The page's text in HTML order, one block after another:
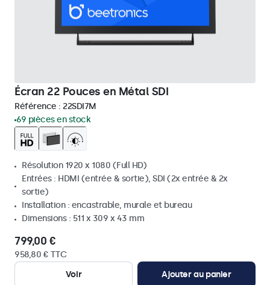
Écran 22 Pouces en Métal SDI
Référence : 22SDI7M
69 pièces en stock
Résolution 1920 x 1080 (Full HD)
Entrées : HDMI (entrée & sortie), SDI (2x entrée & 2x
sortie)
Installation : encastrable, murale et bureau
Dimensions : 511 x 309 x 43 mm
799,00 €
958,80 € TTC
Voir
Ajouter au panier